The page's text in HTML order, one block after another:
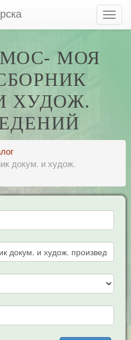
МОЯ
ХУДОЖ.
докум. и худож.